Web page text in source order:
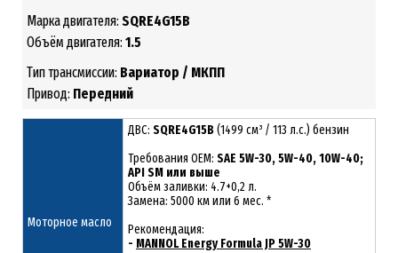
Марка двигателя: SQRE4G15B
Объём двигателя: 1.5
Тип трансмиссии: Вариатор / МКПП
Привод: Передний
Моторное масло
ДВС: SQRE4G15B(1499 см³ / 113 л.с.) бензин
Требования ОЕМ: SAE 5W-30, 5W-40, 10W-40;
API SM или выше
Объём заливки: 4.7+0,2 л.
Замена: 5000 км или 6 мес. *
Рекомендация:
- MANNOL Energy Formula JP 5W-30